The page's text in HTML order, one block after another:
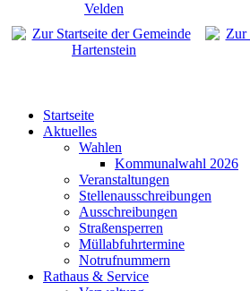
Startseite
Aktuelles
Wahlen
Kommunalwahl 2026
Veranstaltungen
Stellenausschreibungen
Ausschreibungen
Straßensperren
Müllabfuhrtermine
Notrufnummern
Rathaus & Service